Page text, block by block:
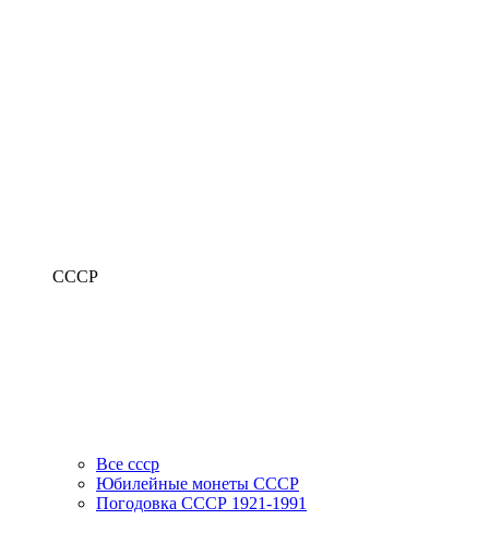
СССР
Все ссср
Юбилейные монеты СССР
Погодовка СССР 1921-1991